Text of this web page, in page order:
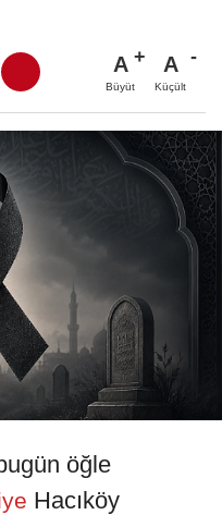
A
Büyüt
A
Küçült
öğle
Hacıköy